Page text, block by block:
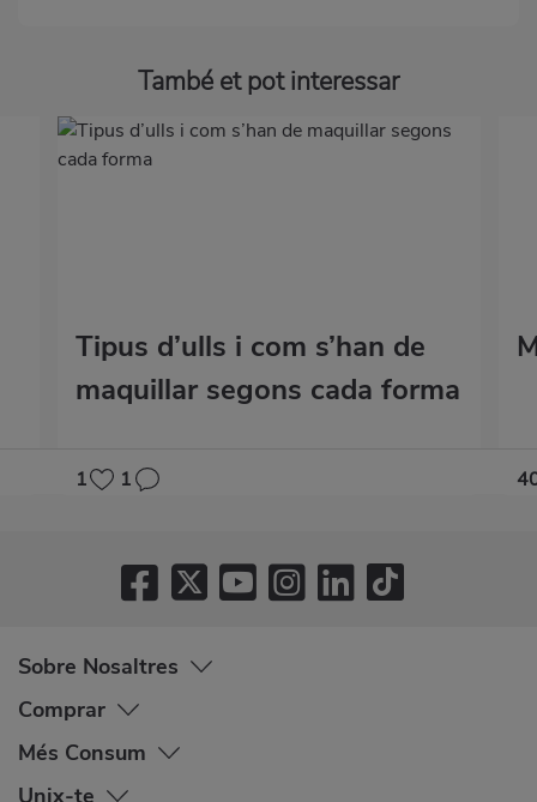
També et pot interessar
Tipus d’ulls i com s’han de
maquillar segons cada forma
1 1
Sobre Nosaltres
Comprar
Més Consum
Unix-te